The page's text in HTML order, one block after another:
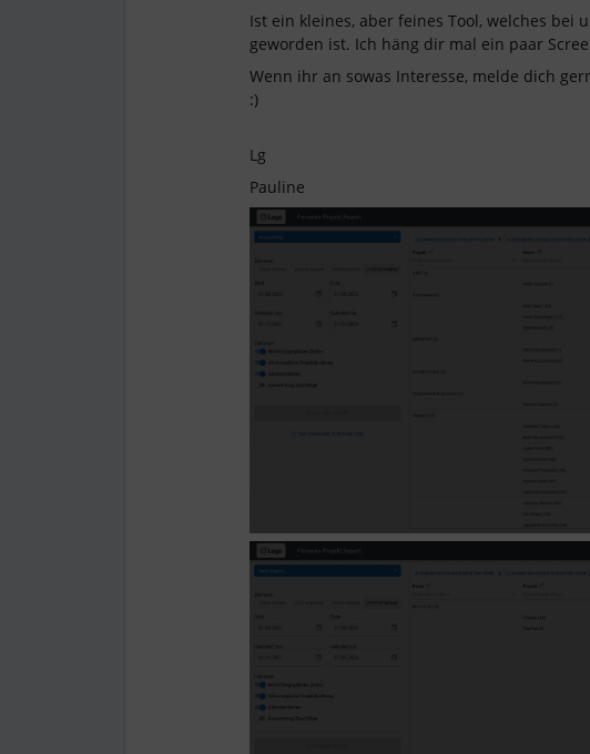
Ist ein kleines, aber feines Tool, welches bei
geworden ist. Ich häng dir mal ein paar
Wenn ihr an sowas Interesse, melde dich
:)
Lg
Pauline